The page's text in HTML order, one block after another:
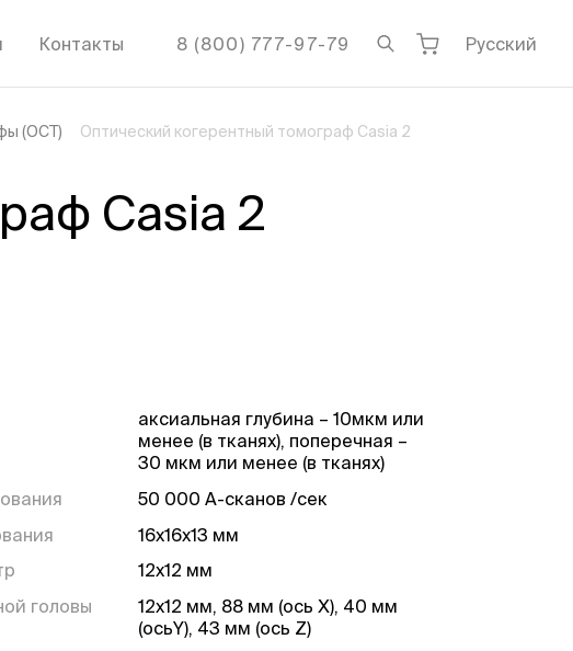
Контакты 8 (800) 777-97-79 Русский
(OCT) Оптический когерентный томограф Casia 2
Casia 2
аксиальная глубина – 10мкм или
менее (в тканях), поперечная –
30 мкм или менее (в тканях)
50 000 А-сканов /сек
16х16х13 мм
12х12 мм
головы
12х12 мм, 88 мм (ось Х), 40 мм
(осьY), 43 мм (ось Z)